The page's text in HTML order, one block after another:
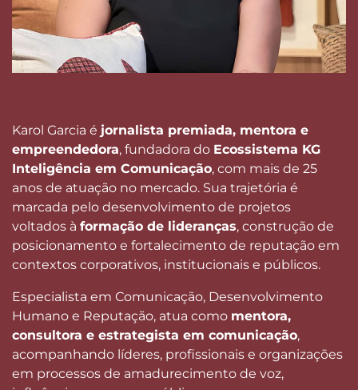
Karol Garcia é jornalista premiada, mentora e
empreendedora, fundadora do Ecossistema KG
Inteligência em Comunicação, com mais de 25
anos de atuação no mercado. Sua trajetória é
marcada pelo desenvolvimento de projetos
voltados à formação de lideranças, construção de
posicionamento e fortalecimento de reputação em
contextos corporativos, institucionais e públicos.
Especialista em Comunicação, Desenvolvimento
Humano e Reputação, atua como mentora,
consultora e estrategista em comunicação,
acompanhando líderes, profissionais e organizações
em processos de amadurecimento de voz,